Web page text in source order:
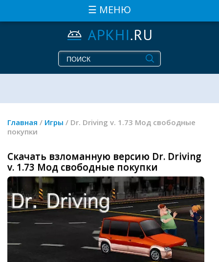
☰ МЕНЮ
Главная / Игры / Dr. Driving v. 1.73 Мод свободные
покупки
Скачать взломанную версию Dr. Driving
v. 1.73 Мод свободные покупки